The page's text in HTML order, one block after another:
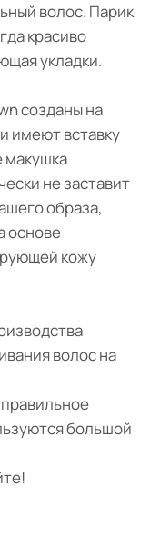
волос. Парик
красиво
укладки.
созданы на
имеют вставку
макушка
не заставит
образа,
основе
кожу
волос на
большой